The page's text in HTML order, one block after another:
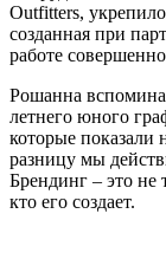
Outfitters,
созданная при
работе
Рошанна
летнего юного
которые
разницу мы
Брендинг – это не
кто его создает.